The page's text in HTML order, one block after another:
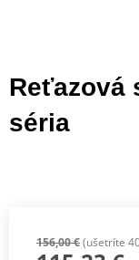
Reťazová
séria
156,00 €(ušetríte